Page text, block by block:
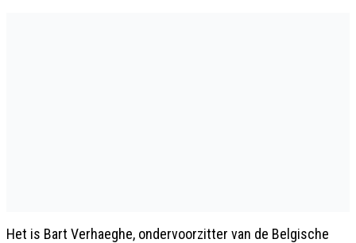
Het is Bart Verhaeghe, ondervoorzitter van de Belgische